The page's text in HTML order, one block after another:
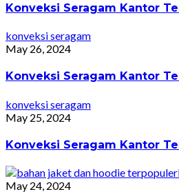
Konveksi Seragam Kantor
konveksi seragam
May 26, 2024
Konveksi Seragam Kantor
konveksi seragam
May 25, 2024
Konveksi Seragam Kantor
May 24, 2024